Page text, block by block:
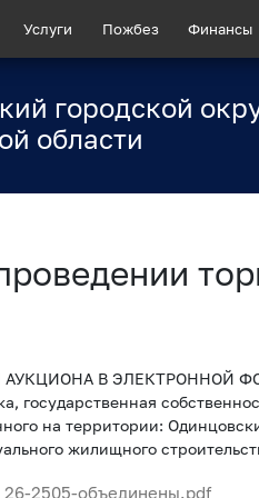
Услуги Пожбез Финансы
городской
области
В ЭЛЕКТРОННОЙ
государственная
на территории:
жилищного
2505-объединены.pdf